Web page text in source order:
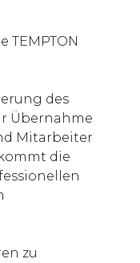
des
Übernahme
Mitarbeiter
die
zu